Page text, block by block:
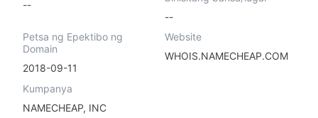
--
--
Petsa ng Epektibo ng
Domain
2018-09-11
Website
WHOIS.NAMECHEAP.COM
Kumpanya
NAMECHEAP, INC